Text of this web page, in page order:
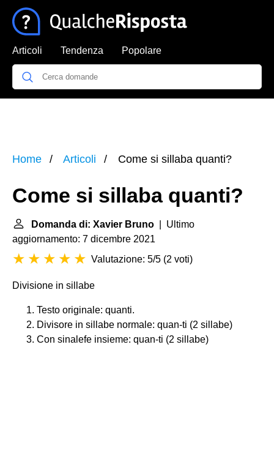
Articoli Tendenza Popolare
Home Articoli Come si sillaba quanti?
Come si sillaba quanti?
Domanda di: Xavier Bruno | Ultimo
aggiornamento: 7 dicembre 2021
Valutazione: 5/5 (2 voti)
Divisione in sillabe
Testo originale: quanti.
Divisore in sillabe normale: quan-ti (2 sillabe)
Con sinalefe insieme: quan-ti (2 sillabe)